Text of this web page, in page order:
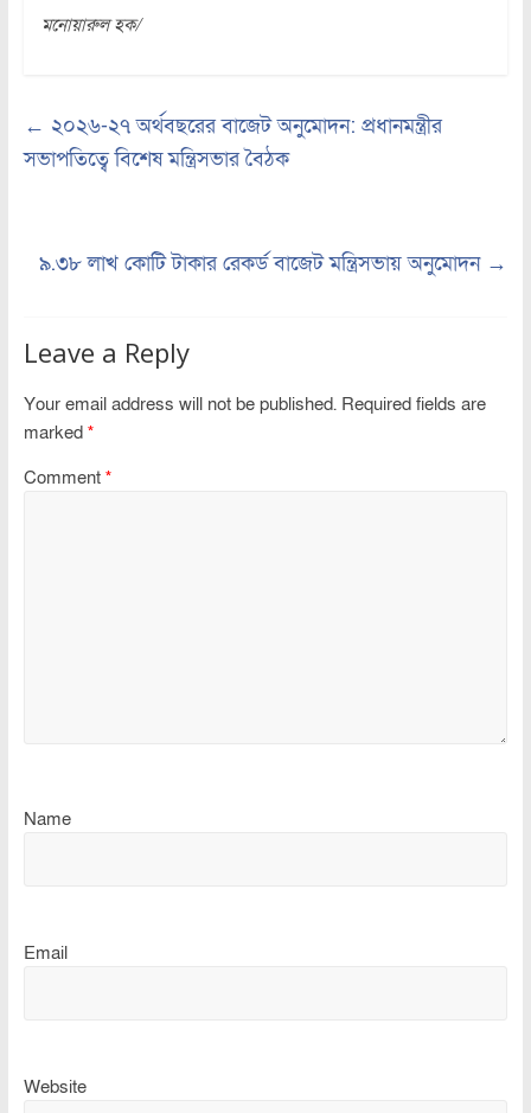
মনোয়ারুল হক/
← ২০২৬-২৭ অর্থবছরের বাজেট অনুমোদন: প্রধানমন্ত্রীর
সভাপতিত্বে বিশেষ মন্ত্রিসভার বৈঠক
৯.৩৮ লাখ কোটি টাকার রেকর্ড বাজেট মন্ত্রিসভায় অনুমোদন →
Leave a Reply
Your email address will not be published. Required fields are
marked *
Comment *
Name
Email
Website